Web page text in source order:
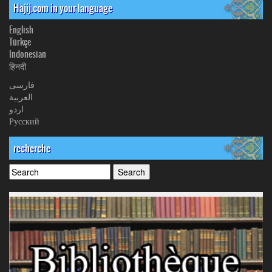
Hajij.com in your language
English
Türkçe
Indonesian
हिनदी
فارسی
العربیة
اردو
Русский
recherche